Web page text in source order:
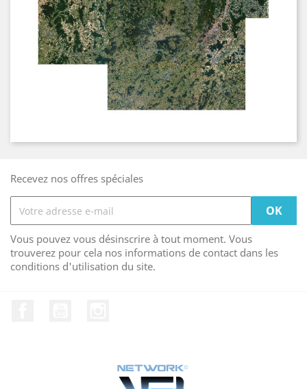
Recevez nos offres spéciales
Vous pouvez vous désinscrire à tout moment. Vous
trouverez pour cela nos informations de contact dans les
conditions d'utilisation du site.